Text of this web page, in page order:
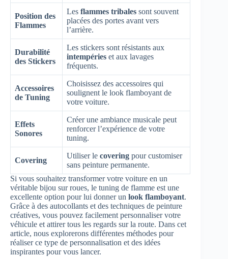
Position des
Flammes
Les flammes tribales sont souvent
placées des portes avant vers
l’arrière.
Durabilité
des Stickers
Les stickers sont résistants aux
intempéries et aux lavages
fréquents.
Accessoires
de Tuning
Choisissez des accessoires qui
soulignent le look flamboyant de
votre voiture.
Effets
Sonores
Créer une ambiance musicale peut
renforcer l’expérience de votre
tuning.
Covering
Utiliser le covering pour customiser
sans peinture permanente.
Si vous souhaitez transformer votre voiture en un
véritable bijou sur roues, le tuning de flamme est une
excellente option pour lui donner un look flamboyant.
Grâce à des autocollants et des techniques de peinture
créatives, vous pouvez facilement personnaliser votre
véhicule et attirer tous les regards sur la route. Dans cet
article, nous explorerons différentes méthodes pour
réaliser ce type de personnalisation et des idées
inspirantes pour vous lancer.